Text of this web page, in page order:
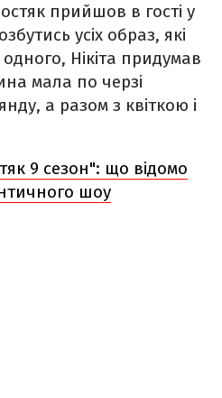
прийшов в гості у
усіх образ, які
Нікіта придумав
мала по черзі
а разом з квіткою і
9 сезон": що відомо
шоу